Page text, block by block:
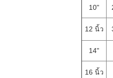
10"
12 นิ้ว
14"
16 นิ้ว